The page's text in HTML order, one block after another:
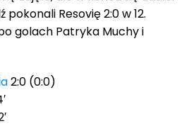
pokonali Resovię 2:0 w 12.
golach Patryka Muchy i
2:0 (0:0)